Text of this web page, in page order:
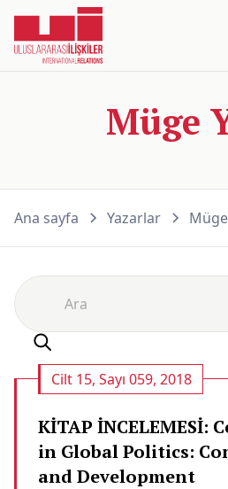
Müge
Ana sayfa Yazarlar
Cilt 15, Sayı 059, 2018
KİTAP İNCELEMESİ:
in Global Politics:
and Development